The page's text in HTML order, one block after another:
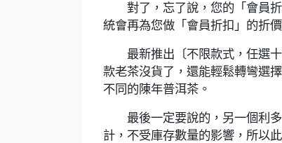
對了，忘了說，您的「會員折
統會再為您做「會員折扣」的折價
最新推出〔不限款式，任選十
款老茶沒貨了，還能輕鬆轉彎選
不同的陳年普洱茶。
最後一定要說的，另一個利多
計，不受庫存數量的影響，所以